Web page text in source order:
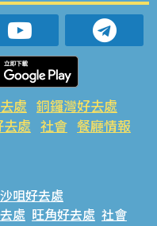
處 銅鑼灣好去處
處 社會 餐廳情報
咀好去處
處 旺角好去處 社會